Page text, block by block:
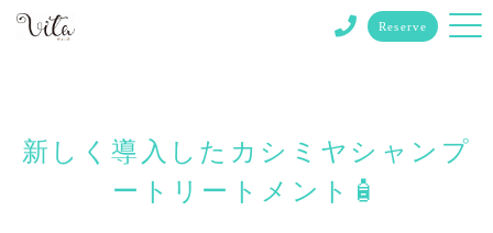
Reserve
新しく導入したカシミヤシャンプ
ートリートメント🧴